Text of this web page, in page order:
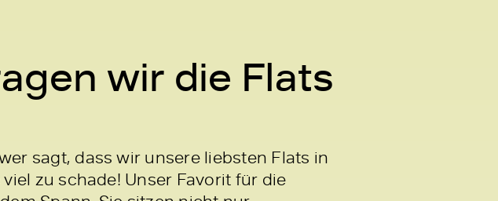
wir die Flats
sagt, dass wir unsere liebsten Flats in
zu schade! Unser Favorit für die